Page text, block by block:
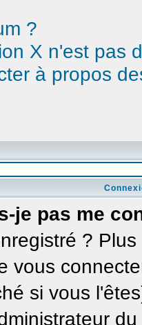
?
X n'est pas
à propos
je pas me
?
vous
si vous